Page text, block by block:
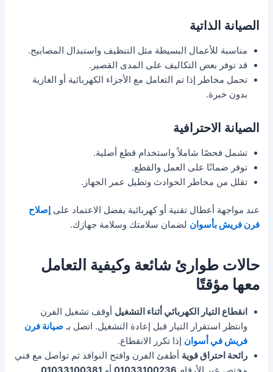
الصيانة الذاتية
مناسبة للأعمال البسيطة مثل التنظيف واستبدال المصابيح.
قد توفر بعض التكاليف على المدى القصير.
تحمل مخاطر إذا تم التعامل مع الأجزاء الكهربائية أو الغازية
بدون خبرة.
الصيانة الاحترافية
تشمل فحصًا شاملاً واستخدام قطع أصلية.
توفر ضمانًا على العمل والقطع.
تقلل من مخاطر الحوادث وتطيل عمر الجهاز.
عند مواجهة أعطال تقنية أو كهربائية يفضل الاعتماد علىإصلاح
فرن فريش بأسوان لضمان سلامتك وسلامة جهازك.
حالات طوارئ شائعة وكيفية التعامل
معها مؤقتًا
انقطاع التيار الكهربائي أثناء التشغيل أوقف تشغيل الفرن
وانتظر استقرار التيار قبل إعادة التشغيل. اتصل بـصيانة فرن
فريش في أسوان إذا تكرر الانقطاع.
رائحة احتراق قوية أطفئ الفرن وافتح النوافذ ثم تواصل مع فني